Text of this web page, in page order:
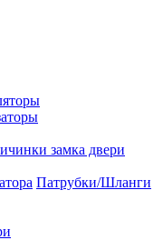
замка двери
Патрубки/Шланги